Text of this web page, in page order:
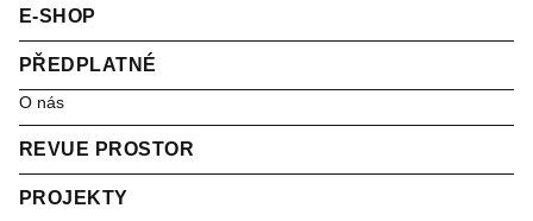
E-SHOP
PŘEDPLATNÉ
O nás
REVUE PROSTOR
PROJEKTY